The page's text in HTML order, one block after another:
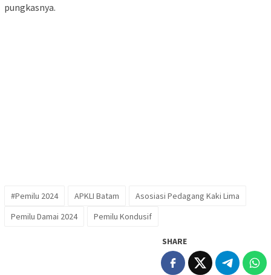
pungkasnya.
#Pemilu 2024 APKLI Batam
Asosiasi Pedagang Kaki Lima
Pemilu Damai 2024
Pemilu Kondusif
SHARE